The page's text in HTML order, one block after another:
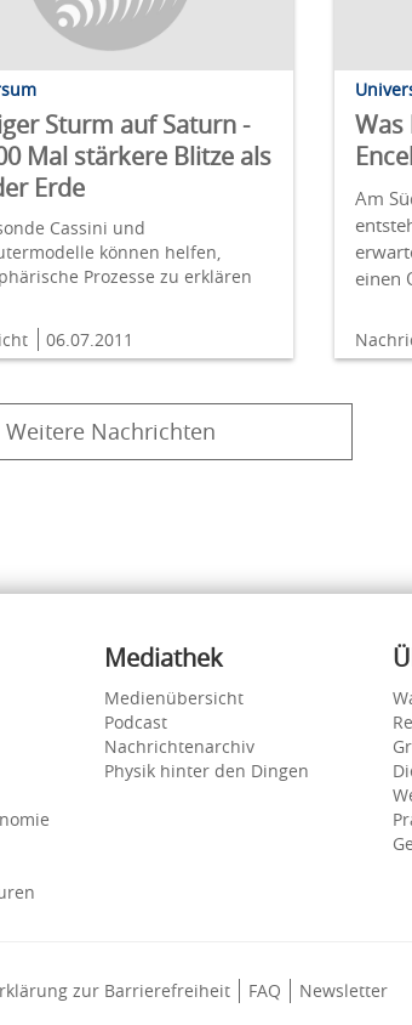
Sturm auf Saturn -
Mal stärkere Blitze als
Erde
Cassini und
können helfen,
Prozesse zu erklären
06.07.2011
Am
einen
Weitere Nachrichten
Mediathek
Medienübersicht
Podcast
Nachrichtenarchiv
Physik hinter den Dingen
zur Barrierefreiheit FAQ Newsletter